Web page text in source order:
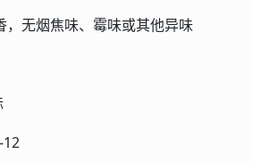
烟焦味、霉味或其他异味